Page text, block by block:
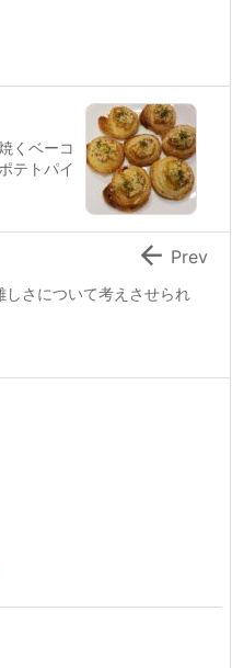
くベーコ
テトパイ
しさについて考えさせられ
 Prev